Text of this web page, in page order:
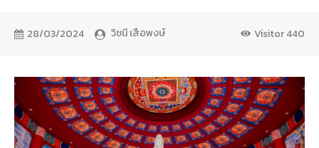
28/03/2024 วิชนี เสือพงษ์ Visitor440